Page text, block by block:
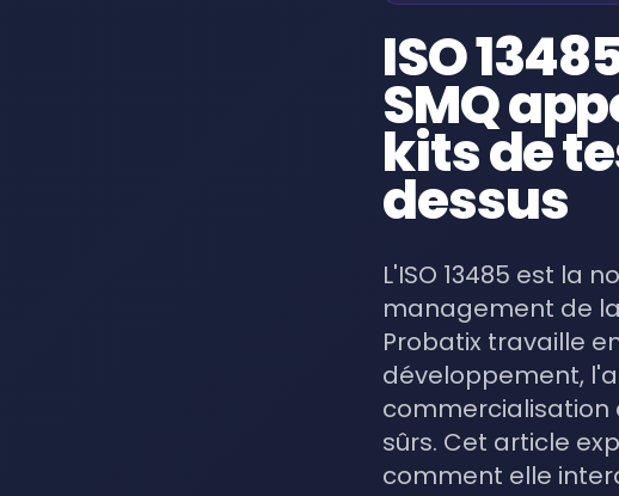
ISO
SMQ
kits de
dessus
L'ISO 13485 est la
management de
Probatix travaille
développement,
commercialisation
sûrs. Cet article
comment elle